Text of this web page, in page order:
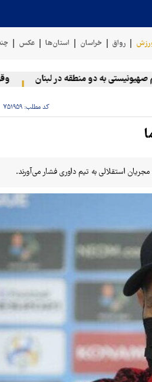
رواق خراسان استان‌ها عکس
به دو منطقه در لبنان وقوع
کد مطلب: ۷۵۱۹۵۹
استقلالی به تیم داوری فشار می‌آورند.